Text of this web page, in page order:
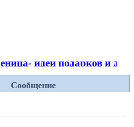
идеи подарков и
Сообщение